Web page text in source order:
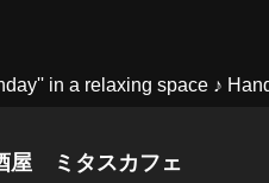
in a relaxing space ♪
屋 ミタスカフェ